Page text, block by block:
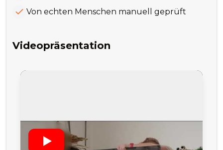
Von echten Menschen manuell geprüft
Videopräsentation